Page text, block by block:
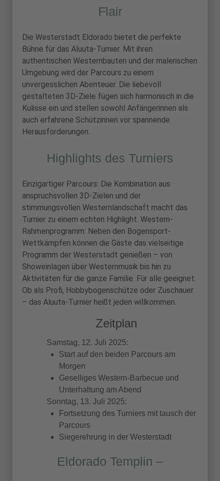
Flair
Die Westerstadt Eldorado bietet die perfekte
Bühne für das Aluuta-Turnier. Mit ihren
authentischen Westernbauten und der malerischen
Umgebung wird der Parcours zu einem
unvergesslichen Abenteuer. Die liebevoll
gestalteten 3D-Ziele fügen sich harmonisch in die
Kulisse ein und stellen sowohl Anfängerinnen als
auch erfahrene Schützinnen vor spannende
Herausforderungen.
Highlights des Turniers
Einzigartiger Parcours: Die Kombination aus
anspruchsvollen 3D-Zielen und der
stimmungsvollen Westernlandschaft macht das
Turnier zu einem echten Highlight. Western-
Rahmenprogramm: Neben den Bogensport-
Wettkämpfen können die Gäste das vielseitige
Programm der Westerstadt genießen – von
Showeinlagen über Westernmusik bis hin zu
Aktivitäten für die ganze Familie. Für alle geeignet:
Ob als Profi, Hobbybogenschütze oder Zuschauer
– das Aluuta-Turnier heißt jeden willkommen.
Zeitplan
Samstag, 12. Juli 2025:
Start auf den beiden Parcours am
Morgen
Geselliges Western-Barbecue und
Unterhaltung am Abend
Sonntag, 13. Juli 2025:
Fortsetzung des Turniers mit tausch der
Parcours
Siegerehrung in der Westerstadt
Eldorado Templin –